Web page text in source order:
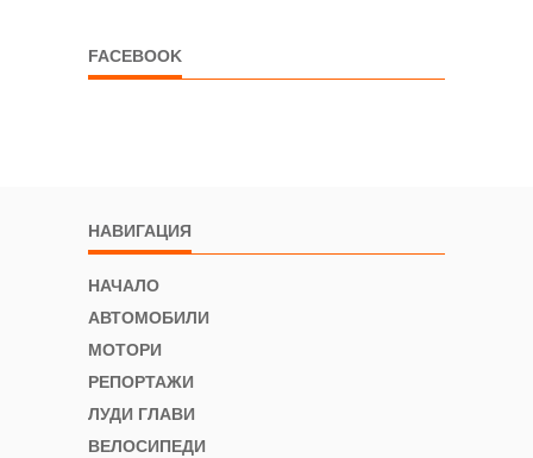
FACEBOOK
НАВИГАЦИЯ
НАЧАЛО
АВТОМОБИЛИ
МОТОРИ
РЕПОРТАЖИ
ЛУДИ ГЛАВИ
ВЕЛОСИПЕДИ